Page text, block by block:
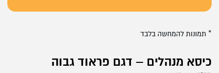
כיסא מנהלים – דגם פראוד גבוה
* תמונות להמחשה בלבד